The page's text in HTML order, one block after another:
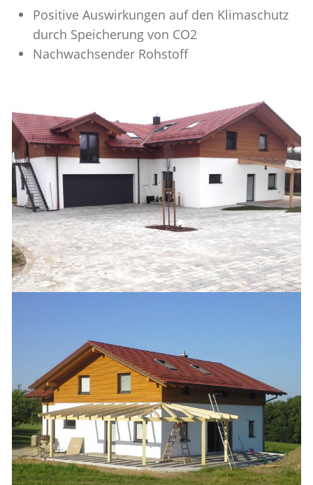
Positive Auswirkungen auf den Klimaschutz
durch Speicherung von CO2
Nachwachsender Rohstoff